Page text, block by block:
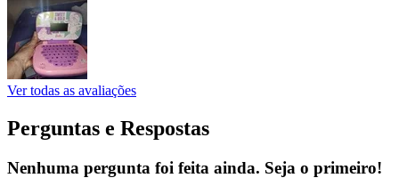
Ver todas as avaliações
Perguntas e Respostas
Nenhuma pergunta foi feita ainda. Seja o primeiro!